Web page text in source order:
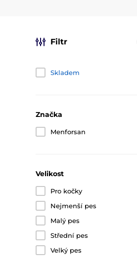
Filtr
Skladem
Značka
Menforsan
Velikost
Pro kočky
Nejmenší pes
Malý pes
Střední pes
Velký pes